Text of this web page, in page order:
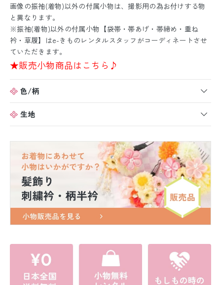
画像の振袖(着物)以外の付属小物は、撮影用の為お付けする物
と異なります。
※振袖(着物)以外の付属小物【袋帯・帯あげ・帯締め・重ね
衿・草履】はe-きものレンタルスタッフがコーディネートさせ
ていただきます。
★販売小物商品はこちら♪
色/柄
生地